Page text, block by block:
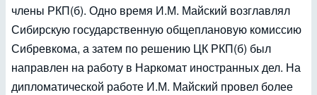
члены РКП(б). Одно время И.М. Майский возглавлял
Сибирскую государственную общеплановую комиссию
Сибревкома, а затем по решению ЦК РКП(б) был
направлен на работу в Наркомат иностранных дел. На
дипломатической работе И.М. Майский провел более